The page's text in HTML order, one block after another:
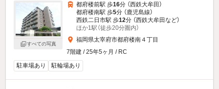
すべての写真
都府楼前駅 歩16分 （西鉄大牟田）
都府楼南駅 歩5分 （鹿児島線）
西鉄二日市駅 歩12分 （西鉄大牟田など）
ほか1駅（徒歩20分圏内）
福岡県太宰府市都府楼南４丁目
7階建 / 25年5ヶ月 / RC
駐車場あり
駐輪場あり